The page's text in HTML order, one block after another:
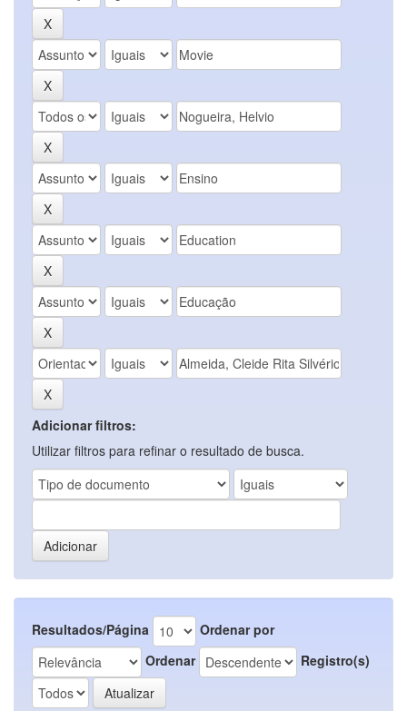
Adicionar filtros:
Utilizar filtros para refinar o resultado de busca.
Resultados/Página
Ordenar por
Ordenar
Registro(s)